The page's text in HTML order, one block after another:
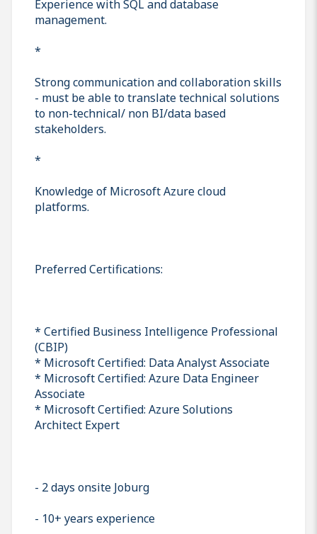
Experience with SQL and database
management.
*
Strong communication and collaboration skills
- must be able to translate technical solutions
to non-technical/ non BI/data based
stakeholders.
*
Knowledge of Microsoft Azure cloud
platforms.
Preferred Certifications:
* Certified Business Intelligence Professional
(CBIP)
* Microsoft Certified: Data Analyst Associate
* Microsoft Certified: Azure Data Engineer
Associate
* Microsoft Certified: Azure Solutions
Architect Expert
- 2 days onsite Joburg
- 10+ years experience